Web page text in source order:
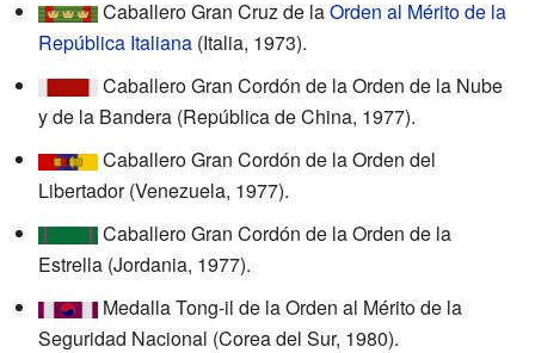
Caballero Gran Cruz de laOrden al Mérito de la
República Italiana (Italia, 1973).
Caballero Gran Cordón de la Orden de la Nube
y de la Bandera (República de China, 1977).
Caballero Gran Cordón de la Orden del
Libertador (Venezuela, 1977).
Caballero Gran Cordón de la Orden de la
Estrella (Jordania, 1977).
Medalla Tong-il de la Orden al Mérito de la
Seguridad Nacional (Corea del Sur, 1980).